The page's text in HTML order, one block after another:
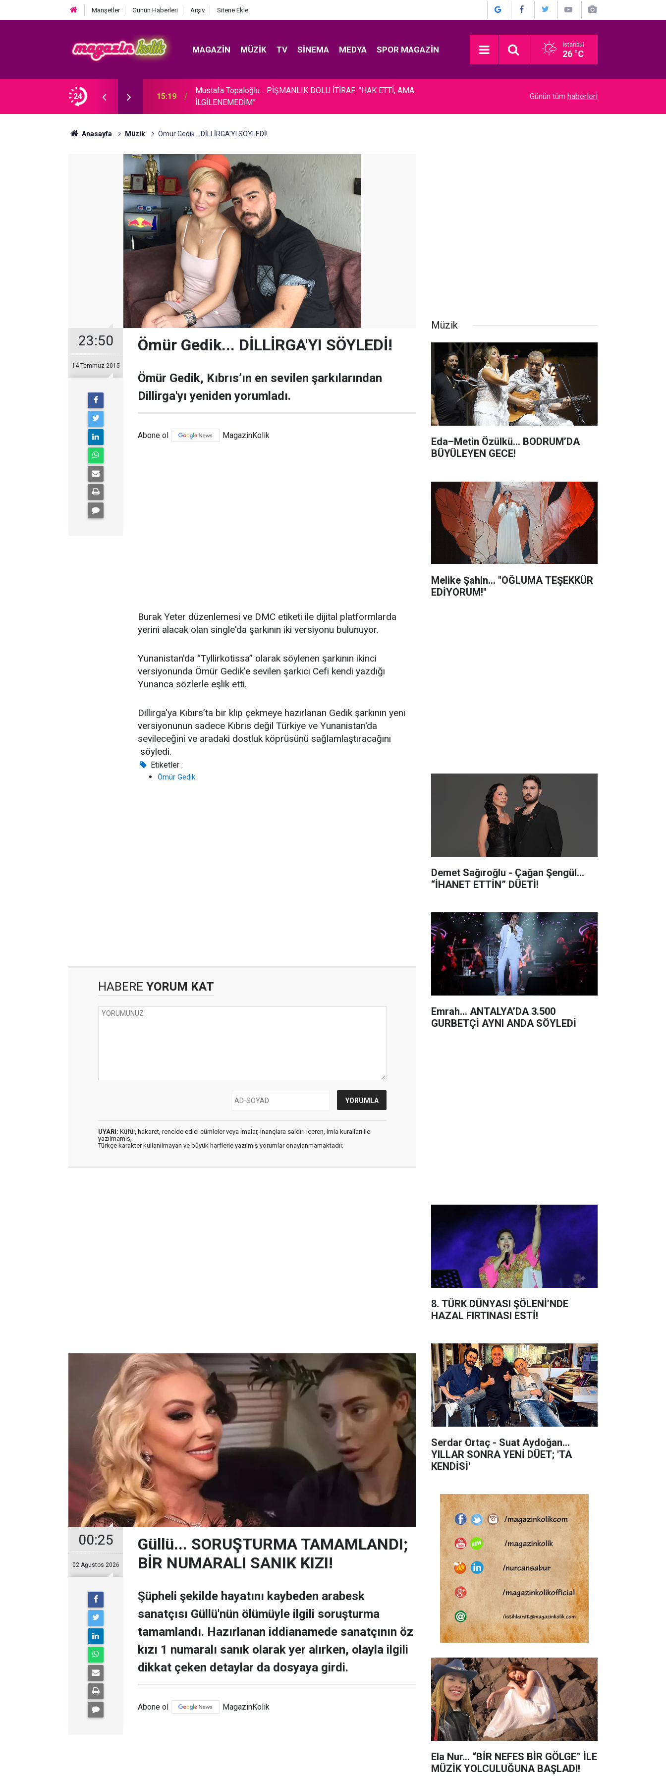
Manşetler Günün Haberleri Arşiv Sitene Ekle
MAGAZIN MÜZIK TV SINEMA MEDYA SPOR MAGAZIN İstanbul
26 °C
24 15:19
Mustafa Topaloğlu… PİŞMANLIK DOLU İTİRAF: “HAK ETTİ, AMA
İLGİLENEMEDİM”
Nagihan Karadere... BÜYÜK DEĞİŞİM, BÜYÜK
Günün tüm haberleri
Anasayfa Müzik Ömür Gedik... DİLLİRGA'YI SÖYLEDİ!
23:50
14 Temmuz 2015
Ömür Gedik... DİLLİRGA'YI SÖYLEDİ!
Ömür Gedik, Kıbrıs’ın en sevilen şarkılarından
Dillirga'yı yeniden yorumladı.
Abone ol MagazinKolik
Burak Yeter düzenlemesi ve DMC etiketi ile dijital platformlarda
yerini alacak olan single'da şarkının iki versiyonu bulunuyor.
Yunanistan'da “Tyllirkotissa” olarak söylenen şarkının ikinci
versiyonunda Ömür Gedik’e sevilen şarkıcı Cefi kendi yazdığı
Yunanca sözlerle eşlik etti.
Dillirga'ya Kıbırs’ta bir klip çekmeye hazırlanan Gedik şarkının yeni
versiyonunun sadece Kıbrıs değil Türkiye ve Yunanistan'da
sevileceğini ve aradaki dostluk köprüsünü sağlamlaştıracağını
söyledi.
Etiketler :
Ömür Gedik
HABERE YORUM KAT
UYARI: Küfür, hakaret, rencide edici cümleler veya imalar, inançlara saldırı içeren, imla kuralları ile
yazılmamış,
Türkçe karakter kullanılmayan ve büyük harflerle yazılmış yorumlar onaylanmamaktadır.
00:25
02 Ağustos 2026
Güllü... SORUŞTURMA TAMAMLANDI;
BİR NUMARALI SANIK KIZI!
Şüpheli şekilde hayatını kaybeden arabesk
sanatçısı Güllü'nün ölümüyle ilgili soruşturma
tamamlandı. Hazırlanan iddianamede sanatçının öz
kızı 1 numaralı sanık olarak yer alırken, olayla ilgili
dikkat çeken detaylar da dosyaya girdi.
Abone ol MagazinKolik
Müzik
Eda–Metin Özülkü... BODRUM’DA
BÜYÜLEYEN GECE!
Melike Şahin... "OĞLUMA TEŞEKKÜR
EDİYORUM!"
Demet Sağıroğlu - Çağan Şengül...
“İHANET ETTİN” DÜETİ!
Emrah… ANTALYA’DA 3.500
GURBETÇİ AYNI ANDA SÖYLEDİ
8. TÜRK DÜNYASI ŞÖLENİ’NDE
HAZAL FIRTINASI ESTİ!
Serdar Ortaç - Suat Aydoğan...
YILLAR SONRA YENİ DÜET; 'TA
KENDİSİ'
Ela Nur… “BİR NEFES BİR GÖLGE” İLE
MÜZİK YOLCULUĞUNA BAŞLADI!